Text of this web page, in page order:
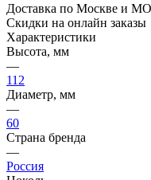
Доставка по Москве и
Скидки на онлайн заказы
Характеристики
Высота, мм
—
112
Диаметр, мм
—
60
Страна бренда
—
Россия